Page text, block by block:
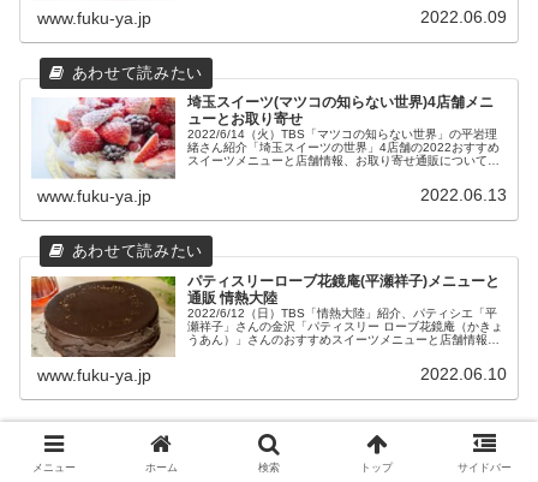
www.fuku-ya.jp 2022.06.09
埼玉スイーツ(マツコの知らない世界)4店舗メニ
ューとお取り寄せ
2022/6/14（火）TBS「マツコの知らない世界」の平岩理
緒さん紹介「埼玉スイーツの世界」4店舗の2022おすすめ
スイーツメニューと店舗情報、お取り寄せ通販についてま
www.fuku-ya.jp 2022.06.13
パティスリーローブ花鏡庵(平瀬祥子)メニューと
通販 情熱大陸
2022/6/12（日）TBS「情熱大陸」紹介、パティシエ「平
瀬祥子」さんの金沢「パティスリー ローブ花鏡庵（かきょ
うあん）」さんのおすすめスイーツメニューと店舗情報、
www.fuku-ya.jp 2022.06.10
まとめ
メニュー ホーム 検索 トップ サイドバー